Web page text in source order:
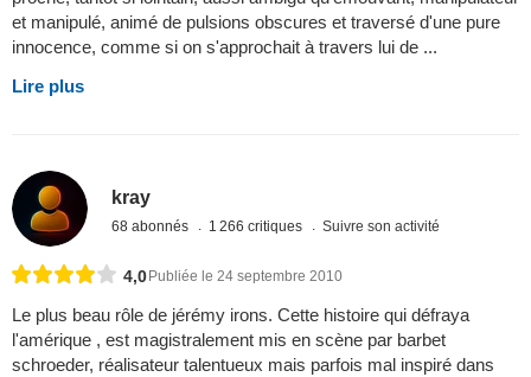
et manipulé, animé de pulsions obscures et traversé d'une pure
innocence, comme si on s'approchait à travers lui de ...
Lire plus
kray
68 abonnés 1 266 critiques Suivre son activité
4,0 Publiée le 24 septembre 2010
Le plus beau rôle de jérémy irons. Cette histoire qui défraya
l'amérique , est magistralement mis en scène par barbet
schroeder, réalisateur talentueux mais parfois mal inspiré dans